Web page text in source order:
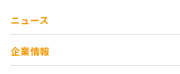
ニュース
企業情報